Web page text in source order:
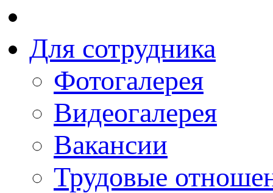
Для сотрудника
Фотогалерея
Видеогалерея
Вакансии
Трудовые